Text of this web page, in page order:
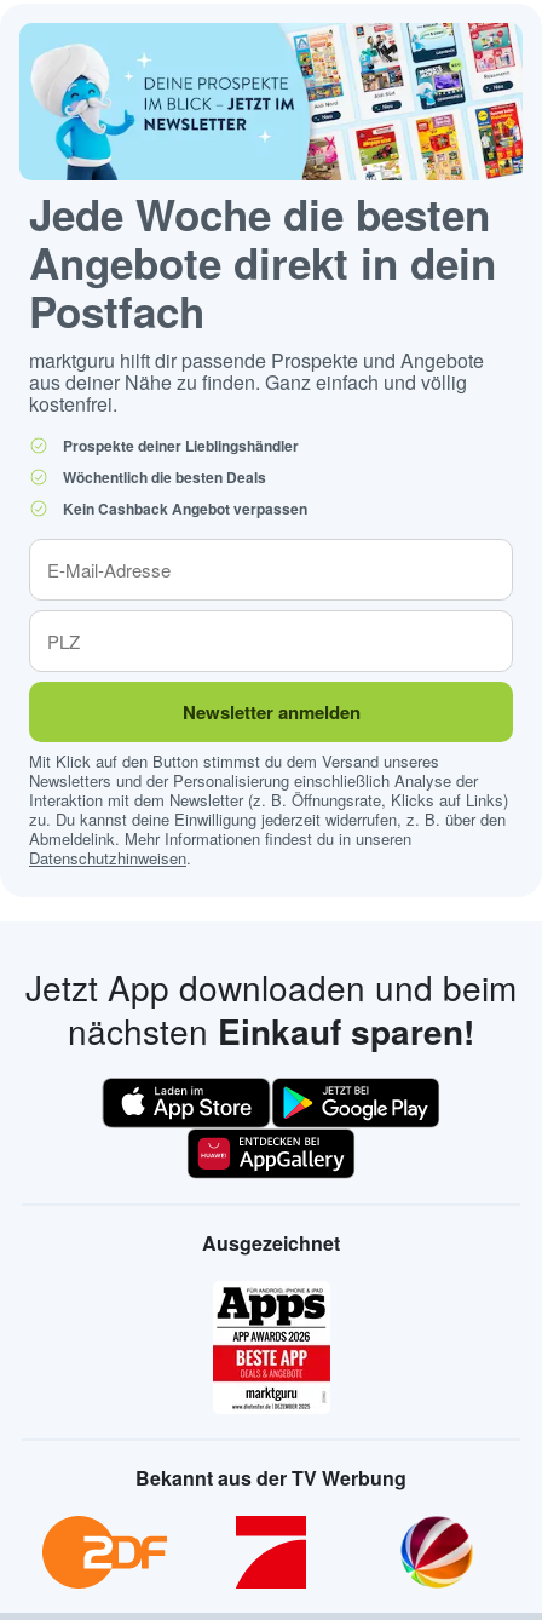
Jede Woche die besten
Angebote direkt in dein
Postfach
marktguru hilft dir passende Prospekte und Angebote
aus deiner Nähe zu finden. Ganz einfach und völlig
kostenfrei.
Prospekte deiner Lieblingshändler
Wöchentlich die besten Deals
Kein Cashback Angebot verpassen
Newsletter anmelden
Mit Klick auf den Button stimmst du dem Versand unseres
Newsletters und der Personalisierung einschließlich Analyse der
Interaktion mit dem Newsletter (z. B. Öffnungsrate, Klicks auf Links)
zu. Du kannst deine Einwilligung jederzeit widerrufen, z. B. über den
Abmeldelink. Mehr Informationen findest du in unseren
Datenschutzhinweisen.
Jetzt App downloaden und beim
nächsten Einkauf sparen!
Ausgezeichnet
Bekannt aus der TV Werbung